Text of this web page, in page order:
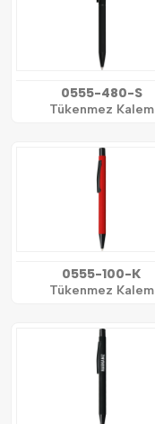
0555-480-S
Tükenmez Kalem
0555-100-K
Tükenmez Kalem